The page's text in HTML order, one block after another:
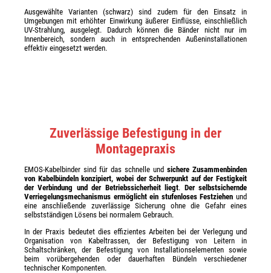
Ausgewählte Varianten (schwarz) sind zudem für den Einsatz in
Umgebungen mit erhöhter Einwirkung äußerer Einflüsse, einschließlich
UV-Strahlung, ausgelegt. Dadurch können die Bänder nicht nur im
Innenbereich, sondern auch in entsprechenden Außeninstallationen
effektiv eingesetzt werden.
Zuverlässige Befestigung in der
Montagepraxis
EMOS-Kabelbinder sind für das schnelle und sichere Zusammenbinden
von Kabelbündeln konzipiert, wobei der Schwerpunkt auf der Festigkeit
der Verbindung und der Betriebssicherheit liegt. Der selbstsichernde
Verriegelungsmechanismus ermöglicht ein stufenloses Festziehen und
eine anschließende zuverlässige Sicherung ohne die Gefahr eines
selbstständigen Lösens bei normalem Gebrauch.
In der Praxis bedeutet dies effizientes Arbeiten bei der Verlegung und
Organisation von Kabeltrassen, der Befestigung von Leitern in
Schaltschränken, der Befestigung von Installationselementen sowie
beim vorübergehenden oder dauerhaften Bündeln verschiedener
technischer Komponenten.